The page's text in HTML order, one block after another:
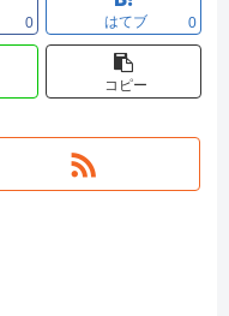
0 はてブ 0
コピー